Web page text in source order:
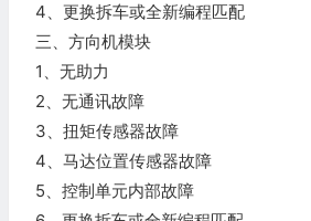
4、更换拆车或全新编程匹配
三、方向机模块
1、无助力
2、无通讯故障
3、扭矩传感器故障
4、马达位置传感器故障
5、控制单元内部故障